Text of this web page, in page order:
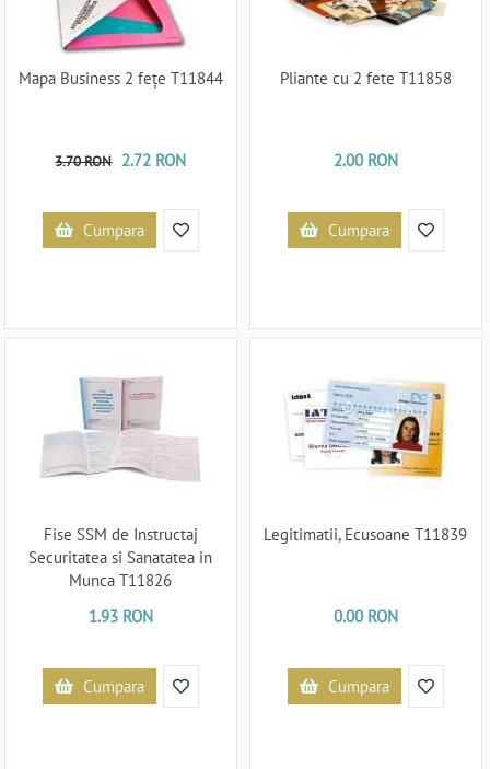
Mapa Business 2 fețe T11844
3.70 RON 2.72 RON
Cumpara
Pliante cu 2 fete T11858
2.00 RON
Cumpara
Fise SSM de Instructaj
Securitatea si Sanatatea in
Munca T11826
1.93 RON
Cumpara
Legitimatii, Ecusoane T11839
0.00 RON
Cumpara